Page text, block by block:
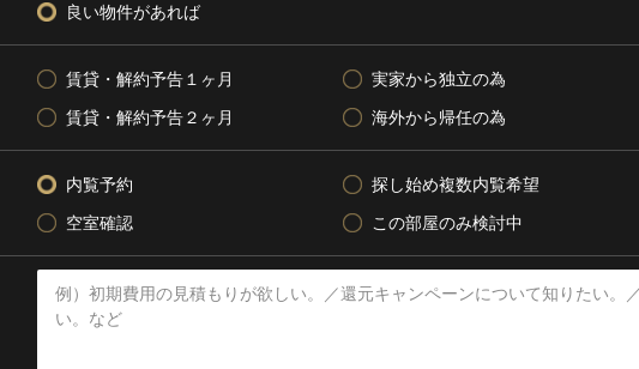
良い物件があれば
賃貸・解約予告１ヶ月
実家から独立の為
賃貸・解約予告２ヶ月
海外から帰任の為
内覧予約
探し始め複数内覧希望
空室確認
この部屋のみ検討中